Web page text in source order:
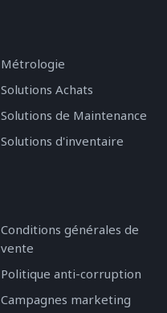
Métrologie
Solutions Achats
Solutions de Maintenance
Solutions d'inventaire
Conditions générales de
vente
Politique anti-corruption
Campagnes marketing